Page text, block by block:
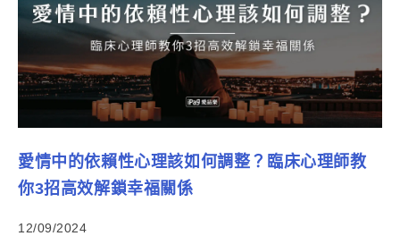
愛情中的依賴性心理該如何調整？臨床心理師教
你3招高效解鎖幸福關係
12/09/2024